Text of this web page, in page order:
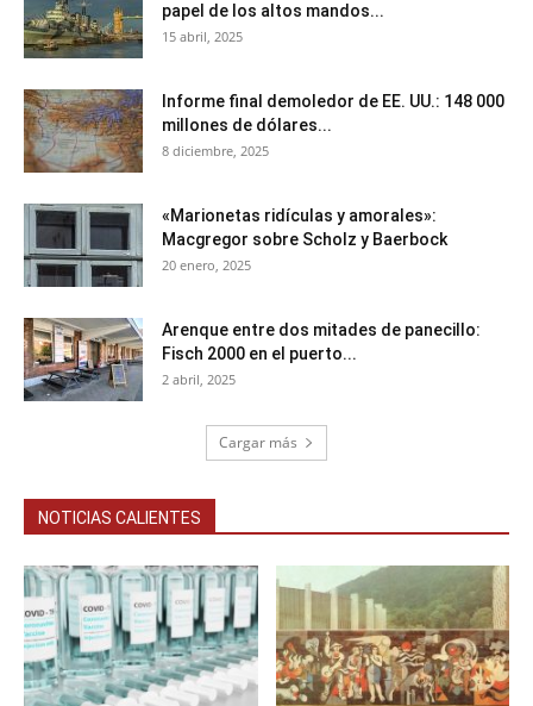
papel de los altos mandos...
15 abril, 2025
Informe final demoledor de EE. UU.: 148 000
millones de dólares...
8 diciembre, 2025
«Marionetas ridículas y amorales»:
Macgregor sobre Scholz y Baerbock
20 enero, 2025
Arenque entre dos mitades de panecillo:
Fisch 2000 en el puerto...
2 abril, 2025
Cargar más
NOTICIAS CALIENTES